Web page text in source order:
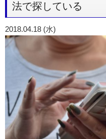
法で探している
2018.04.18 (水)